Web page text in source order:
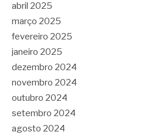
abril 2025
março 2025
fevereiro 2025
janeiro 2025
dezembro 2024
novembro 2024
outubro 2024
setembro 2024
agosto 2024